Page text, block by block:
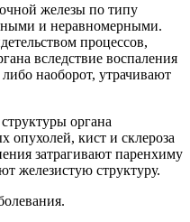
железы по типу
и неравномерными.
процессов,
вследствие воспаления
наоборот, утрачивают
органа
опухолей, кист и склероза
затрагивают паренхиму
железистую структуру.